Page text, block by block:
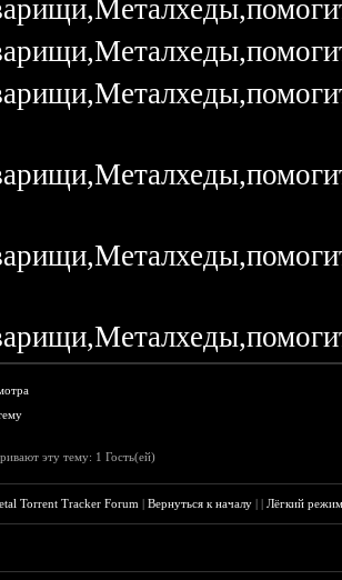
эту тему: 1 Гость(ей)
Torrent Tracker Forum |Вернуться к началу ||Лёгкий